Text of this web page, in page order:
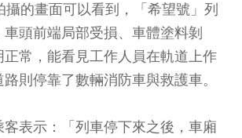
攝的畫面可以看到，「希望號」列
頭前端局部受損、車體塗料剝
常，能看見工作人員在軌道上作
則停靠了數輛消防車與救護車。
表示：「列車停下來之後，車廂